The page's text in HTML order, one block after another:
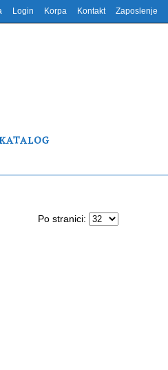
Login Korpa Kontakt Zaposlenje
Po stranici: